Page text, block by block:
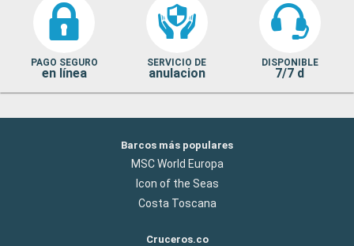
PAGO SEGURO
en línea
SERVICIO DE
anulacion
DISPONIBLE
7/7 d
Barcos más populares
MSC World Europa
Icon of the Seas
Costa Toscana
Cruceros.co